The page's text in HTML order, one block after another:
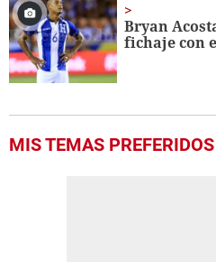
Bryan
fichaje con
MIS TEMAS PREFERIDOS